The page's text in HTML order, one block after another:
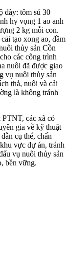
dày: tôm sú 30
hy vọng 1 ao anh
2 kg mỗi con.
tạo xong ao, đầm
thủy sản Cồn
các công trình
nuôi đã được giao
vụ nuôi thủy sản
thả, nuôi và cải
là không tránh
các xã có
gia về kỹ thuật
cụ thể, chấn
vực dự án, tránh
vụ nuôi thủy sản
bền vững.